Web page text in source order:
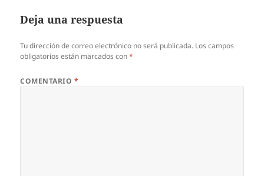
Deja una respuesta
Tu dirección de correo electrónico no será publicada. Los campos
obligatorios están marcados con*
COMENTARIO *